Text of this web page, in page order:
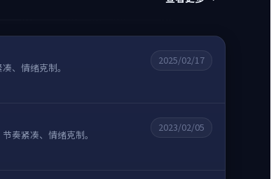
、情绪克制。
2025/02/17
奏紧凑、情绪克制。
2023/02/05